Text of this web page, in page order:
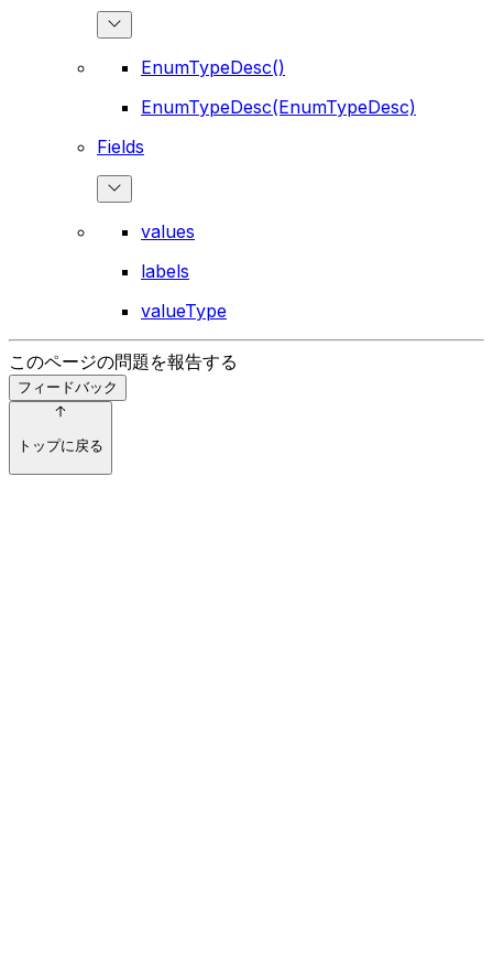
EnumTypeDesc()
EnumTypeDesc(EnumTypeDesc)
Fields
values
labels
valueType
このページの問題を報告する
フィードバック
トップに戻る